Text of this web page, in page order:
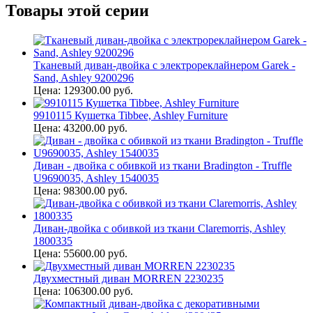
Товары этой серии
Тканевый диван-двойка с электрореклайнером Garek -
Sand, Ashley 9200296
Цена: 129300.00 руб.
9910115 Кушетка Tibbee, Ashley Furniture
Цена: 43200.00 руб.
Диван - двойка с обивкой из ткани Bradington - Truffle
U9690035, Ashley 1540035
Цена: 98300.00 руб.
Диван-двойка с обивкой из ткани Claremorris, Ashley
1800335
Цена: 55600.00 руб.
Двухместный диван MORREN 2230235
Цена: 106300.00 руб.